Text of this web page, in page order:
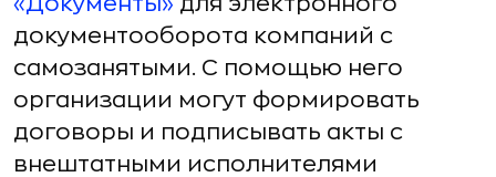
документооборота компаний с
самозанятыми. С помощью него
организации могут формировать
договоры и подписывать акты с
внештатными исполнителями